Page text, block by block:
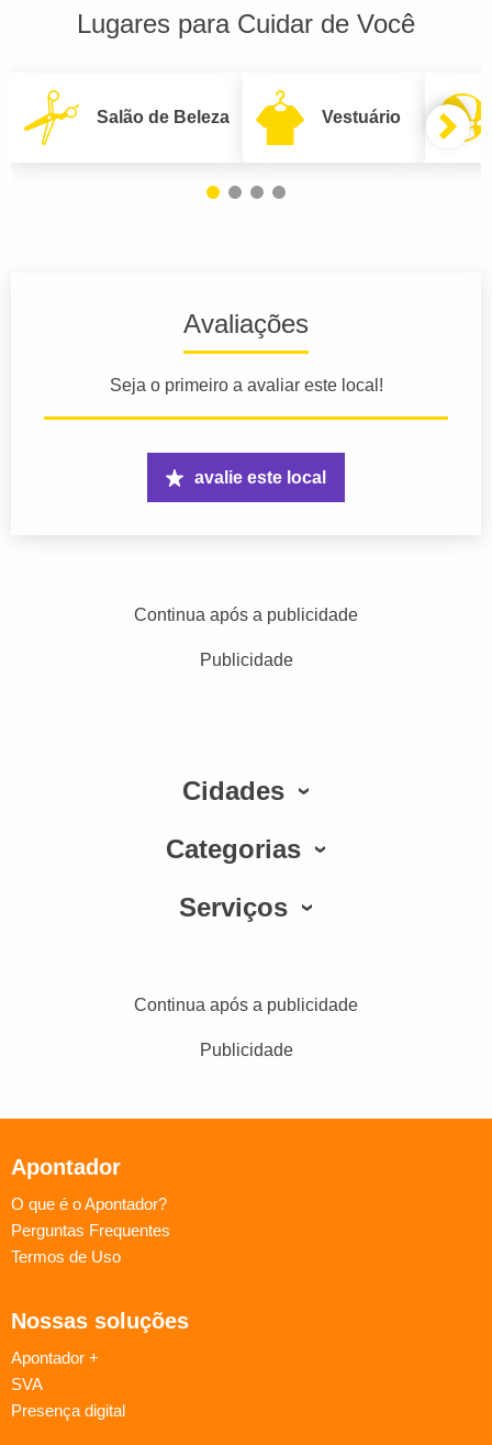
Lugares para Cuidar de Você
Salão de Beleza Vestuário
Avaliações
Seja o primeiro a avaliar este local!
avalie este local
Continua após a publicidade
Publicidade
Cidades
Categorias
Serviços
Continua após a publicidade
Publicidade
Apontador
O que é o Apontador?
Perguntas Frequentes
Termos de Uso
Nossas soluções
Apontador +
SVA
Presença digital